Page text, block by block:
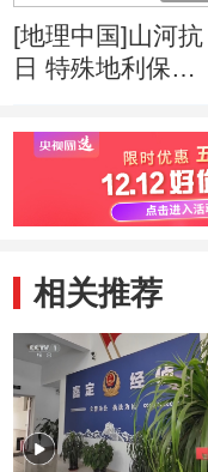
[地理中国]山河抗
日 特殊地利保护
相关推荐